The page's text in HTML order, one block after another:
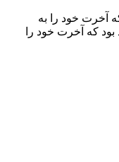
آخرت خود را به
که آخرت خود را